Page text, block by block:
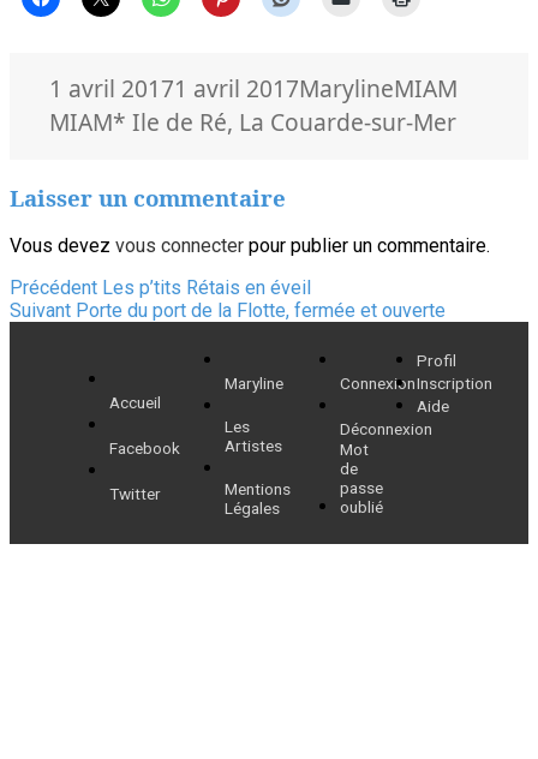
Publié
le
1 avril 20171 avril 2017Auteur
MarylineCatégories
MIAM
MIAMMots-
* Ile de Ré, La Couarde-sur-Mer
Laisser un commentaire
Vous devez vous connecter pour publier un commentaire.
Navigation
de
l’article
Précédent Article
précédent :
Les p’tits Rétais en éveil
Suivant Article
Porte du port de la Flotte, fermée et ouverte
Accueil
Facebook
Twitter
Maryline
Les
Artistes
Mentions
Légales
Connexion
Déconnexion
Mot
de
passe
oublié
Profil
Inscription
Aide